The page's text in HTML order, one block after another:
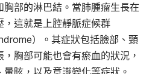
部的淋巴結。當肺腫瘤生長在
，這就是上腔靜脈症候群
）。其症狀包括臉部、頸
胸部可能也會有瘀血的狀況，
眩，以及意識變化等症狀。